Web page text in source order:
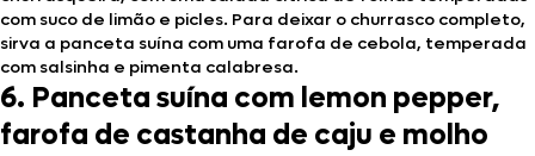
com suco de limão e picles. Para deixar o churrasco completo,
sirva a panceta suína com uma farofa de cebola, temperada
com salsinha e pimenta calabresa.
6. Panceta suína com lemon pepper,
farofa de castanha de caju e molho